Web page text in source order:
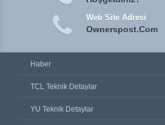
Web Site Adresi
Ownerspost.Com
Haber
TCL Teknik Detaylar
YU Teknik Detaylar